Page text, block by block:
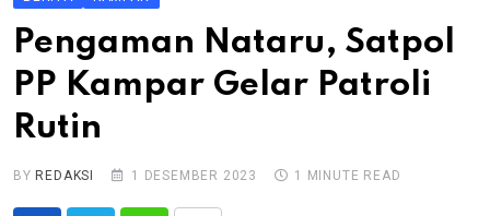
RIAU
PERISTIWA
OLAHRAGA
PENDIDIKAN
Pengaman Nataru, Satpol
PP Kampar Gelar Patroli
Rutin
BY REDAKSI 1 DESEMBER 2023 1 MINUTE READ